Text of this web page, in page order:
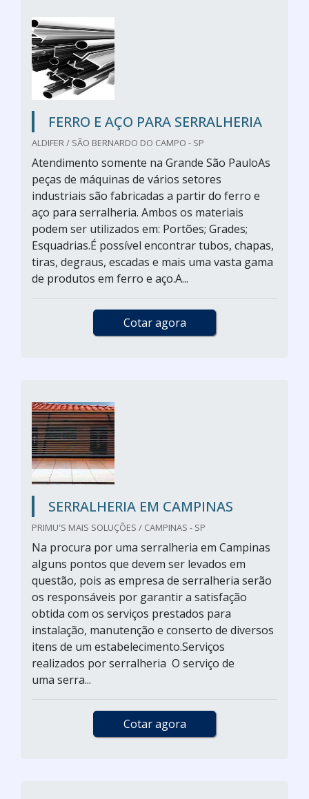
FERRO E AÇO PARA SERRALHERIA
ALDIFER / SÃO BERNARDO DO CAMPO - SP
Atendimento somente na Grande São PauloAs
peças de máquinas de vários setores
industriais são fabricadas a partir do ferro e
aço para serralheria. Ambos os materiais
podem ser utilizados em: Portões; Grades;
Esquadrias.É possível encontrar tubos, chapas,
tiras, degraus, escadas e mais uma vasta gama
de produtos em ferro e aço.A...
Cotar agora
SERRALHERIA EM CAMPINAS
PRIMU'S MAIS SOLUÇÕES / CAMPINAS - SP
Na procura por uma serralheria em Campinas
alguns pontos que devem ser levados em
questão, pois as empresa de serralheria serão
os responsáveis por garantir a satisfação
obtida com os serviços prestados para
instalação, manutenção e conserto de diversos
itens de um estabelecimento.Serviços
realizados por serralheria O serviço de
uma serra...
Cotar agora